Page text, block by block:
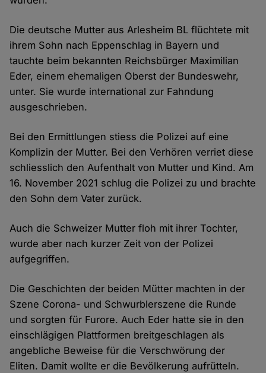
Die deutsche Mutter aus Arlesheim BL flüchtete mit
ihrem Sohn nach Eppenschlag in Bayern und
tauchte beim bekannten Reichsbürger Maximilian
Eder, einem ehemaligen Oberst der Bundeswehr,
unter. Sie wurde international zur Fahndung
ausgeschrieben.
Bei den Ermittlungen stiess die Polizei auf eine
Komplizin der Mutter. Bei den Verhören verriet diese
schliesslich den Aufenthalt von Mutter und Kind. Am
16. November 2021 schlug die Polizei zu und brachte
den Sohn dem Vater zurück.
Auch die Schweizer Mutter floh mit ihrer Tochter,
wurde aber nach kurzer Zeit von der Polizei
aufgegriffen.
Die Geschichten der beiden Mütter machten in der
Szene Corona- und Schwurblerszene die Runde
und sorgten für Furore. Auch Eder hatte sie in den
einschlägigen Plattformen breitgeschlagen als
angebliche Beweise für die Verschwörung der
Eliten. Damit wollte er die Bevölkerung aufrütteln.